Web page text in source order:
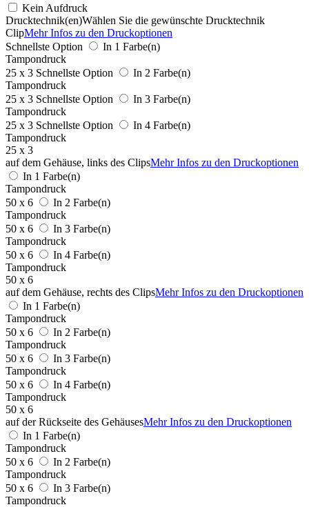
Kein Aufdruck
Drucktechnik(en)Wählen Sie die gewünschte Drucktechnik
ClipMehr Infos zu den Druckoptionen
Schnellste Option
In 1 Farbe(n)
Tampondruck
25 x 3 Schnellste Option
In 2 Farbe(n)
Tampondruck
25 x 3 Schnellste Option
In 3 Farbe(n)
Tampondruck
25 x 3 Schnellste Option
In 4 Farbe(n)
Tampondruck
25 x 3
auf dem Gehäuse, links des ClipsMehr Infos zu den Druckoptionen
In 1 Farbe(n)
Tampondruck
50 x 6
In 2 Farbe(n)
Tampondruck
50 x 6
In 3 Farbe(n)
Tampondruck
50 x 6
In 4 Farbe(n)
Tampondruck
50 x 6
auf dem Gehäuse, rechts des ClipsMehr Infos zu den Druckoptionen
In 1 Farbe(n)
Tampondruck
50 x 6
In 2 Farbe(n)
Tampondruck
50 x 6
In 3 Farbe(n)
Tampondruck
50 x 6
In 4 Farbe(n)
Tampondruck
50 x 6
auf der Rückseite des GehäusesMehr Infos zu den Druckoptionen
In 1 Farbe(n)
Tampondruck
50 x 6
In 2 Farbe(n)
Tampondruck
50 x 6
In 3 Farbe(n)
Tampondruck